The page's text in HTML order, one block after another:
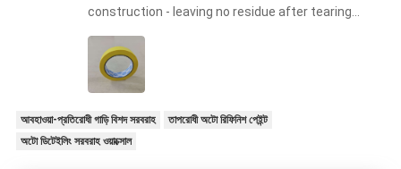
construction - leaving no residue after tearing
off. Our technicians found during construction
that its high viscosity ensures a perfect fit with
complex surfaces such as bumpers and body
waistlines, while the unique adhesive formula is
clean and neat when removed, without
damaging the original paint or color changing
আবহাওয়া-প্রতিরোধী গাড়ি বিশদ সরবরাহ
তাপরোধী অটো রিফিনিশ পেইন্ট
অটো ডিটেইলিং সরবরাহ ওয়াক্সোল